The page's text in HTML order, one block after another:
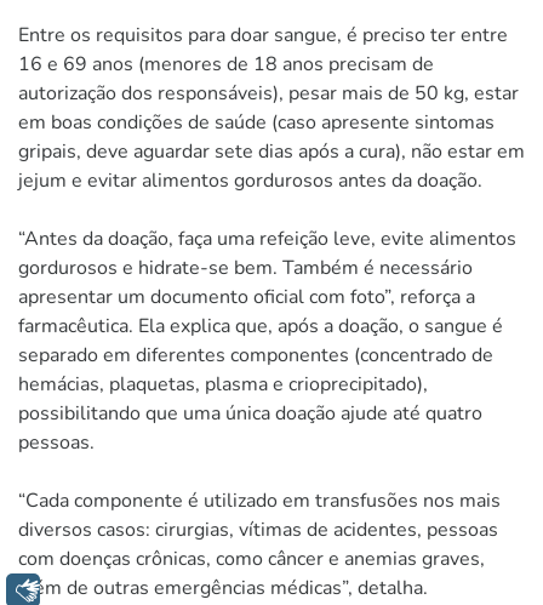
Entre os requisitos para doar sangue, é preciso ter entre
16 e 69 anos (menores de 18 anos precisam de
autorização dos responsáveis), pesar mais de 50 kg, estar
em boas condições de saúde (caso apresente sintomas
gripais, deve aguardar sete dias após a cura), não estar em
jejum e evitar alimentos gordurosos antes da doação.
“Antes da doação, faça uma refeição leve, evite alimentos
gordurosos e hidrate-se bem. Também é necessário
apresentar um documento oficial com foto”, reforça a
farmacêutica. Ela explica que, após a doação, o sangue é
separado em diferentes componentes (concentrado de
hemácias, plaquetas, plasma e crioprecipitado),
possibilitando que uma única doação ajude até quatro
pessoas.
“Cada componente é utilizado em transfusões nos mais
diversos casos: cirurgias, vítimas de acidentes, pessoas
com doenças crônicas, como câncer e anemias graves,
além de outras emergências médicas”, detalha.
Libras